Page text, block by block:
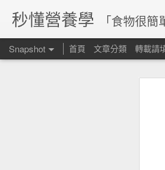
秒懂營養學 「食物很
Snapshot 首頁 文章分類 轉載請